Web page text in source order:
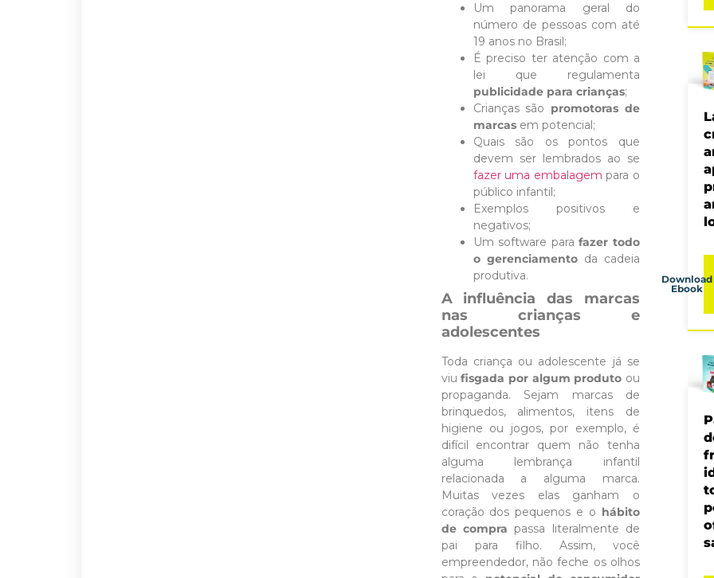
Um panorama geral do
número de pessoas com até
19 anos no Brasil;
É preciso ter atenção com a
lei que regulamenta
publicidade para crianças;
Crianças são promotoras de
marcasem potencial;
Quais são os pontos que
devem ser lembrados ao se
fazer uma embalagem para o
público infantil;
Exemplos positivos e
negativos;
Um software parafazer todo
o gerenciamentoda cadeia
produtiva.
A influência das marcas
nas crianças e
adolescentes
Toda criança ou adolescente já se
viufisgada por algum produto ou
propaganda. Sejam marcas de
brinquedos, alimentos, itens de
higiene ou jogos, por exemplo, é
difícil encontrar quem não tenha
alguma lembrança infantil
relacionada a alguma marca.
Muitas vezes elas ganham o
coração dos pequenos e o hábito
de compra passa literalmente de
pai para filho. Assim, você
empreendedor, não feche os olhos
Download
Ebook